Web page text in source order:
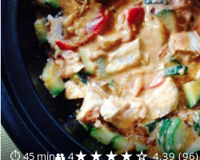
⏱ 45 min👥 4★★★★☆ 4.39 (96)